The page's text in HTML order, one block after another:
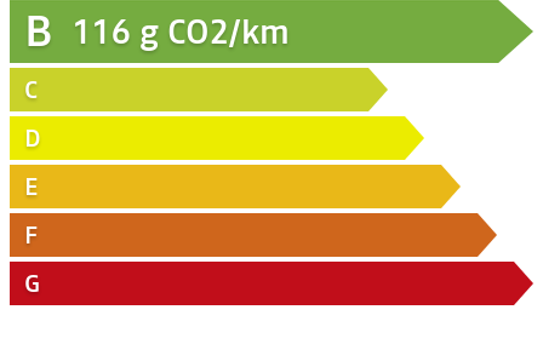
B 116 g CO2/km
C
D
E
F
G